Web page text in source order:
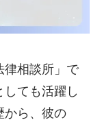
律相談所」で
ても活躍し
から、彼の